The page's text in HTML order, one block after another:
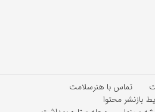
تماس با هنرسلامت
بازنشر محتوا